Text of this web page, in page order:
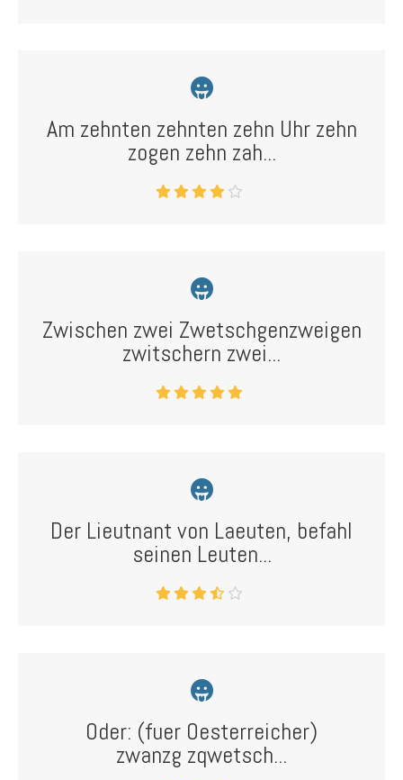
Am zehnten zehnten zehn Uhr zehn
zogen zehn zah...
Zwischen zwei Zwetschgenzweigen
zwitschern zwei...
Der Lieutnant von Laeuten, befahl
seinen Leuten...
Oder: (fuer Oesterreicher)
zwanzg zqwetsch...